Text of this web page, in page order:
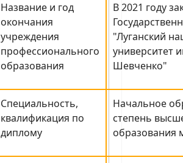
Название и год
окончания
учреждения
профессионального
образования
В 2021 году
"Луганский
университет
Шевченко"
Специальность,
квалификация по
диплому
Начальное
степень
образования